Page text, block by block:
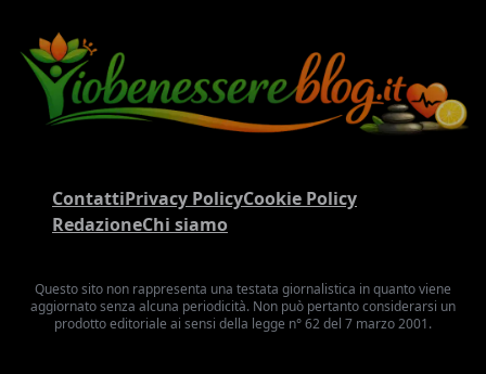
ContattiPrivacy PolicyCookie Policy
RedazioneChi siamo
Questo sito non rappresenta una testata giornalistica in quanto viene
aggiornato senza alcuna periodicità. Non può pertanto considerarsi un
prodotto editoriale ai sensi della legge n° 62 del 7 marzo 2001.